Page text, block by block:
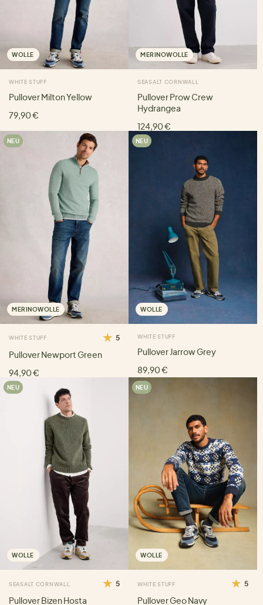
WOLLE
WHITE STUFF
Pullover Milton Yellow
79,90 €
MERINOWOLLE
SEASALT CORNWALL
Pullover Prow Crew
Hydrangea
124,90 €
NEU
MERINOWOLLE
WHITE STUFF 5
Pullover Newport Green
94,90 €
NEU
WOLLE
WHITE STUFF
Pullover Jarrow Grey
89,90 €
NEU
WOLLE
SEASALT CORNWALL 5
Pullover Bizen Hosta
NEU
WOLLE
WHITE STUFF 5
Pullover Geo Navy